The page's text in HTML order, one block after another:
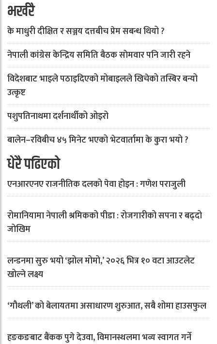
भर्खरै
के माधुरी दीक्षित र सञ्जय दत्तबीच प्रेम सबन्ध थियो ?
नेपाली कांग्रेस केन्द्रिय समिति बैठक साेमवार पनि जारी रहने
विदेशबाट भाइले पठाइदिएको मोबाइलले खिचेको तस्बिर बन्यो
उत्कृष्ट
पशुपतिनाथमा दर्शनार्थीको ओइरो
बालेन–रविबीच ४५ मिनेट भएको भेटवार्तामा के कुरा भयो ?
धेरै पढिएको
एनआरएनए राजनीतिक दलको पेवा होइन : गणेश पराजुली
रोमानियामा नेपाली श्रमिकको पीडा : रोजगारीको सपना र बढ्दो
जोखिम
लन्डनमा सुरु भयो ‘झोल मोमो,’ २०२६ भित्र १० वटा आउटलेट
खोल्ने लक्ष्य
‘गौथली’ को बेलायतमा असाधारण शुरुआत, सबै शोमा हाउसफुल
हङकङबाट बैंकक पुगे देउवा, विमानस्थलमा भव्य स्वागत गर्ने